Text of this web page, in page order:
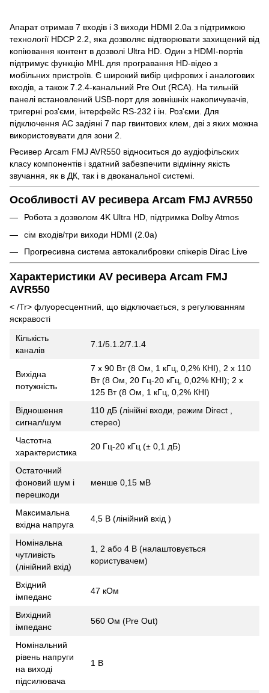
Апарат отримав 7 входів і 3 виходи HDMI 2.0a з підтримкою
технології HDCP 2.2, яка дозволяє відтворювати захищений від
копіювання контент в дозволі Ultra HD. Один з HDMI-портів
підтримує функцію MHL для програвання HD-відео з
мобільних пристроїв. Є широкий вибір цифрових і аналогових
входів, а також 7.2.4-канальний Pre Out (RCA). На тильній
панелі встановлений USB-порт для зовнішніх накопичувачів,
тригерні роз'єми, інтерфейс RS-232 і ін. Роз'єми. Для
підключення АС задіяні 7 пар гвинтових клем, дві з яких можна
використовувати для зони 2.
Ресивер Arcam FMJ AVR550 відноситься до аудіофільских
класу компонентів і здатний забезпечити відмінну якість
звучання, як в ДК, так і в двоканальної системі.
Особливості AV ресивера Arcam FMJ AVR550
Робота з дозволом 4K Ultra HD, підтримка Dolby Atmos
сім входів/три виходи HDMI (2.0a)
Прогресивна система автокалибровки спікерів Dirac Live
Характеристики AV ресивера Arcam FMJ
AVR550
< /Tr> флуоресцентний, що відключається, з регулюванням
яскравості
Кількість
каналів
7.1/5.1.2/7.1.4
Вихідна
потужність
7 х 90 Вт (8 Ом, 1 кГц, 0,2% КНІ), 2 х 110
Вт (8 Ом, 20 Гц-20 кГц, 0,02% КНІ); 2 х
125 Вт (8 Ом, 1 кГц, 0,2% КНІ)
Відношення
сигнал/шум
110 дБ (лінійні входи, режим Direct ,
стерео)
Частотна
характеристика
20 Гц-20 кГц (± 0,1 дБ)
Остаточний
фоновий шум і
перешкоди
менше 0,15 мВ
Максимальна
вхідна напруга
4,5 В (лінійний вхід )
Номінальна
чутливість
(лінійний вхід)
1, 2 або 4 В (налаштовується
користувачем)
Вхідний
імпеданс
47 кОм
Вихідний
імпеданс
560 Ом (Pre Out)
Номінальний
рівень напруги
на виході
підсилювача
1 В